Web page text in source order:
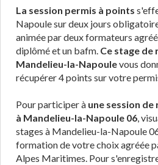
La session permis à points
Napoule sur deux jours
animée par deux formateurs
diplômé et un bafm. Ce stage
Mandelieu-la-Napoulevous
récupérer 4 points sur votre
Pour participer à une session
à Mandelieu-la-Napoule 06,
stages à Mandelieu-la-Napoule
formation de votre choix agréée
Alpes Maritimes. Pour